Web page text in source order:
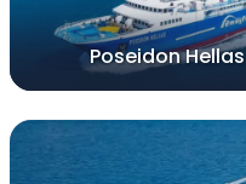
Poseidon Hellas